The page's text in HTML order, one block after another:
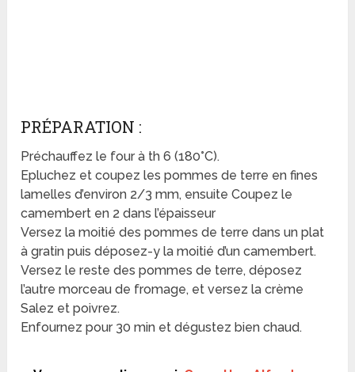
PRÉPARATION :
Préchauffez le four à th 6 (180°C).
Epluchez et coupez les pommes de terre en fines
lamelles d’environ 2/3 mm, ensuite Coupez le
camembert en 2 dans l’épaisseur
Versez la moitié des pommes de terre dans un plat
à gratin puis déposez-y la moitié d’un camembert.
Versez le reste des pommes de terre, déposez
l’autre morceau de fromage, et versez la crème
Salez et poivrez.
Enfournez pour 30 min et dégustez bien chaud.